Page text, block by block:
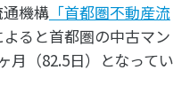
機構「首都圏不動産流
よると首都圏の中古マン
月（82.5日）となってい